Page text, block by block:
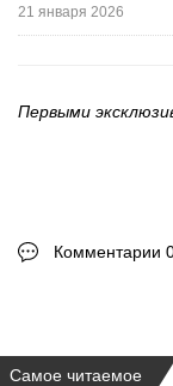
21 января 2026
Первыми
Комментарии
Самое читаемое